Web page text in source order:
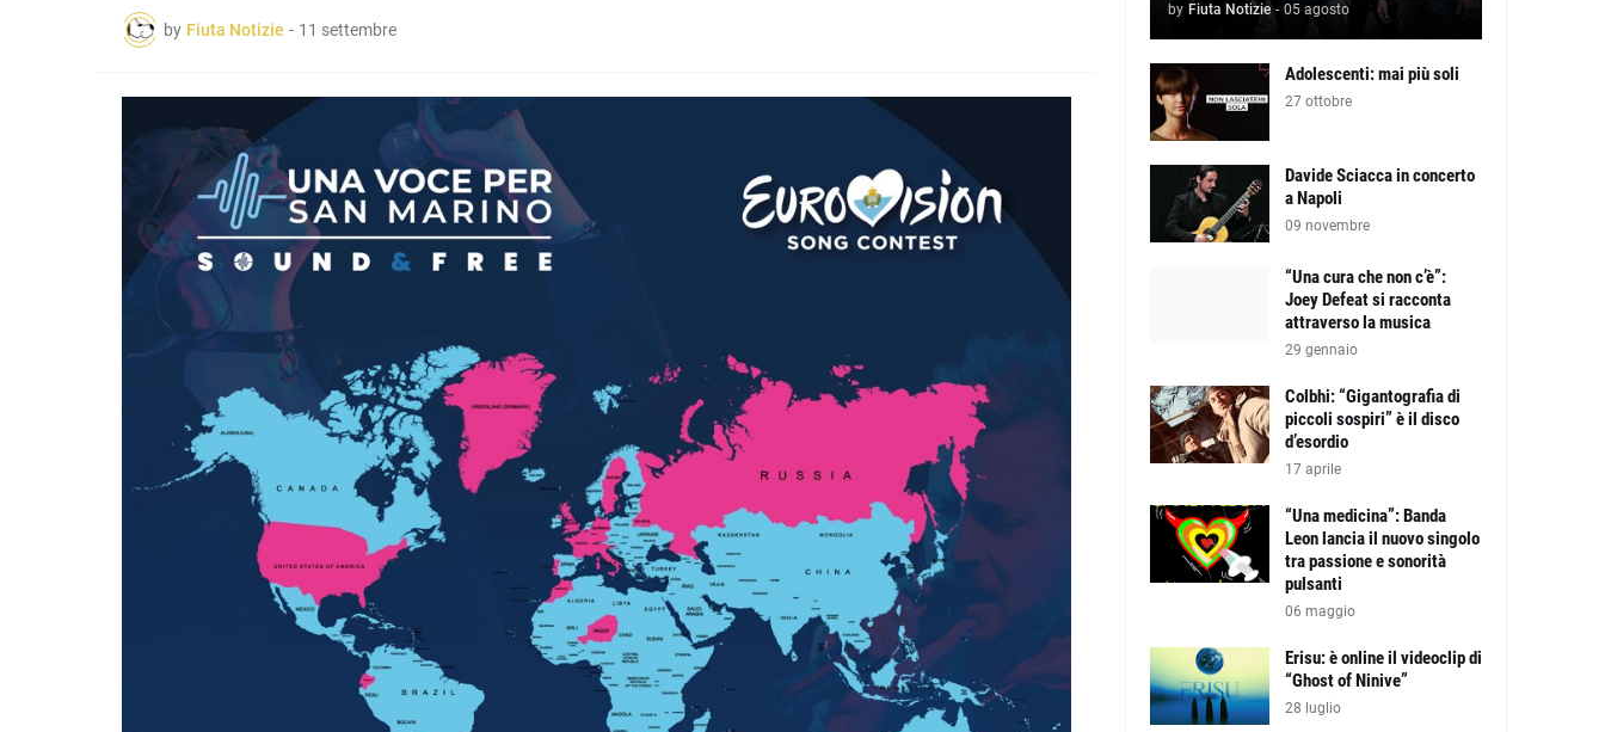
by Fiuta Notizie - 11 settembre
by Fiuta Notizie - 05 agosto
Adolescenti: mai più soli
27 ottobre
Davide Sciacca in concerto
a Napoli
09 novembre
“Una cura che non c’è”:
Joey Defeat si racconta
attraverso la musica
29 gennaio
Colbhi: “Gigantografia di
piccoli sospiri” è il disco
d’esordio
17 aprile
“Una medicina”: Banda
Leon lancia il nuovo singolo
tra passione e sonorità
pulsanti
06 maggio
Erisu: è online il videoclip di
“Ghost of Ninive”
28 luglio